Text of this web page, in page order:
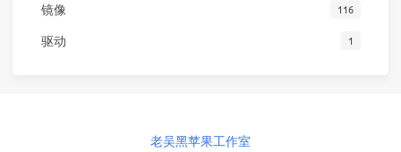
镜像 116
驱动 1
老吴黑苹果工作室